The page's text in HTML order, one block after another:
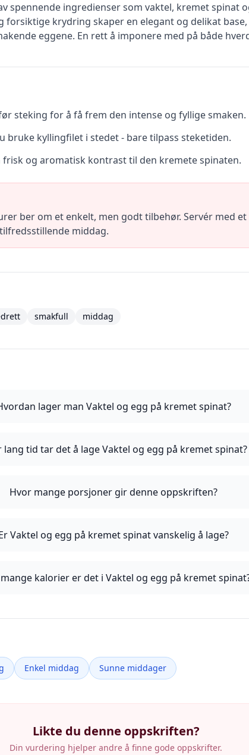
spennende ingredienser som vaktel, kremet spinat
forsiktige krydring skaper en elegant og delikat
eggene. En rett å imponere med på både
steking for å få frem den intense og fyllige smaken.
bruke kyllingfilet i stedet - bare tilpass steketiden.
og aromatisk kontrast til den kremete spinaten.
ber om et enkelt, men godt tilbehør. Servér med
middag.
smakfull middag
lager man Vaktel og egg på kremet spinat?
lang tid tar det å lage Vaktel og egg på kremet spinat?
Hvor mange porsjoner gir denne oppskriften?
Vaktel og egg på kremet spinat vanskelig å lage?
kalorier er det i Vaktel og egg på kremet
Enkel middag Sunne middager
Likte du denne oppskriften?
Din vurdering hjelper andre å finne gode oppskrifter.